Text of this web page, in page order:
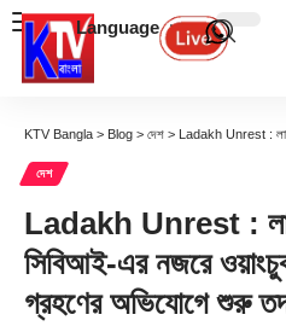
Language
KTV Bangla > Blog > দেশ > Ladakh Unrest : লাদাখের
দেশ
Ladakh Unrest :
সিবিআই-এর নজরে
গ্রহণের অভিযোগে শুরু